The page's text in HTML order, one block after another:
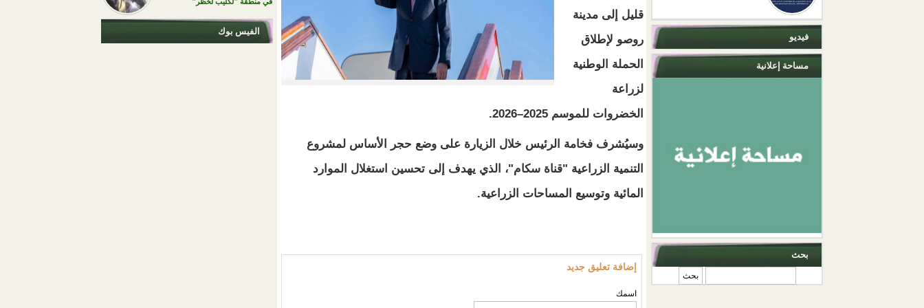
فيديو
مساحة إعلانية
بحث
قليل إلى مدينة
روصو لإطلاق
الحملة الوطنية
لزراعة
الخضروات للموسم 2025–2026.
وسيُشرف فخامة الرئيس خلال الزيارة على وضع حجر الأساس لمشروع
التنمية الزراعية "قناة سكام"، الذي يهدف إلى تحسين استغلال الموارد
المائية وتوسيع المساحات الزراعية.
إضافة تعليق جديد
‏اسمك ‏
الفيس بوك